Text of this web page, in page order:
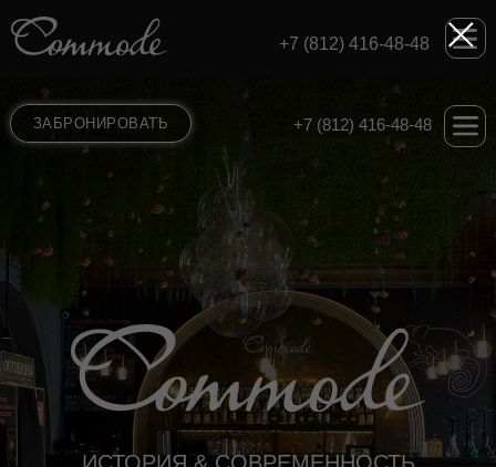
+7 (812) 416-48-48
ЗАБРОНИРОВАТЬ +7 (812) 416-48-48